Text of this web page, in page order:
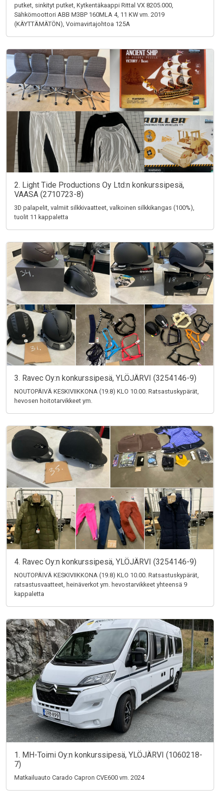
putket, sinkityt putket, Kytkentäkaappi Rittal VX 8205.000,
Sähkömoottori ABB M3BP 160MLA 4, 11 KW vm. 2019
(KÄYTTÄMÄTÖN), Voimavirtajohtoa 125A
2. Light Tide Productions Oy Ltd:n konkurssipesä,
VAASA (2710723-8)
3D palapelit, valmiit silkkivaatteet, valkoinen silkkikangas (100%),
tuolit 11 kappaletta
3. Ravec Oy:n konkurssipesä, YLÖJÄRVI (3254146-9)
NOUTOPÄIVÄ KESKIVIIKKONA (19.8) KLO 10.00. Ratsastuskypärät,
hevosen hoitotarvikkeet ym.
4. Ravec Oy:n konkurssipesä, YLÖJÄRVI (3254146-9)
NOUTOPÄIVÄ KESKIVIIKKONA (19.8) KLO 10.00. Ratsastuskypärät,
ratsastusvaatteet, heinäverkot ym. hevostarvikkeet yhteensä 9
kappaletta
1. MH-Toimi Oy:n konkurssipesä, YLÖJÄRVI (1060218-
7)
Matkailuauto Carado Capron CVE600 vm. 2024